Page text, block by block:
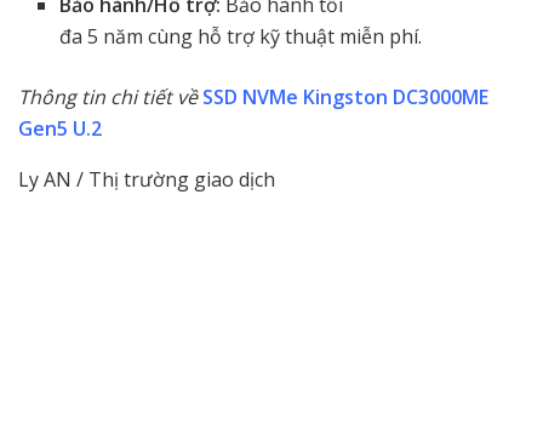
Bảo hành/Hỗ trợ: Bảo hành tối
đa 5 năm cùng hỗ trợ kỹ thuật miễn phí.
Thông tin chi tiết về SSD NVMe Kingston DC3000ME
Gen5 U.2
Ly AN / Thị trường giao dịch